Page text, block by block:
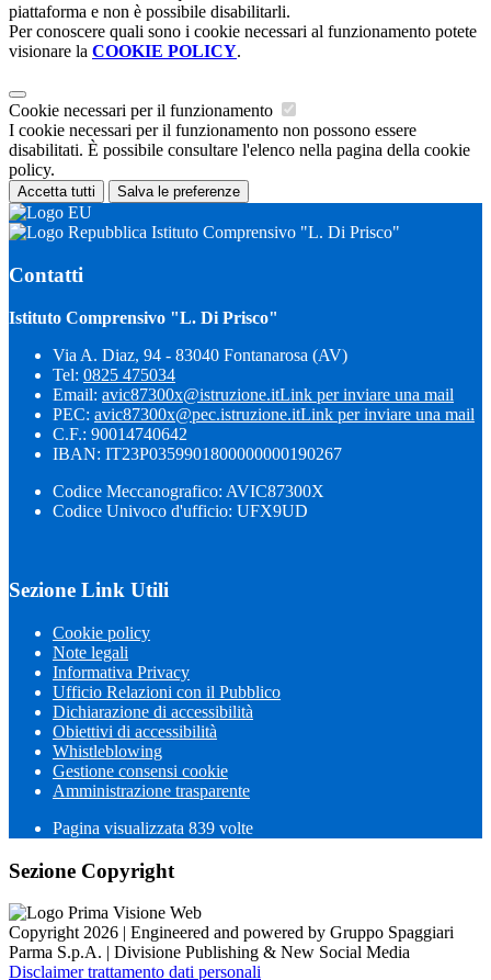
piattaforma e non è possibile disabilitarli.
Per conoscere quali sono i cookie necessari al funzionamento potete
visionare la COOKIE POLICY.
Cookie necessari per il funzionamento
I cookie necessari per il funzionamento non possono essere
disabilitati. È possibile consultare l'elenco nella pagina della cookie
policy.
Accetta tutti Salva le preferenze
Istituto Comprensivo "L. Di Prisco"
Contatti
Istituto Comprensivo "L. Di Prisco"
Via A. Diaz, 94 - 83040 Fontanarosa (AV)
Tel: 0825 475034
Email: avic87300x@istruzione.itLink per inviare una mail
PEC: avic87300x@pec.istruzione.itLink per inviare una mail
C.F.: 90014740642
IBAN: IT23P0359901800000000190267
Codice Meccanografico: AVIC87300X
Codice Univoco d'ufficio: UFX9UD
Sezione Link Utili
Cookie policy
Note legali
Informativa Privacy
Ufficio Relazioni con il Pubblico
Dichiarazione di accessibilità
Obiettivi di accessibilità
Whistleblowing
Gestione consensi cookie
Amministrazione trasparente
Pagina visualizzata 839 volte
Sezione Copyright
Copyright 2026 | Engineered and powered by Gruppo Spaggiari
Parma S.p.A. | Divisione Publishing & New Social Media
Disclaimer trattamento dati personali